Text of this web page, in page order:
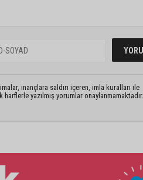
inançlara saldırı içeren, imla kuralları ile
yazılmış yorumlar onaylanmamaktadır.